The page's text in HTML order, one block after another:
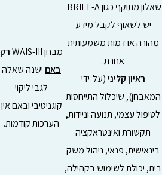
שאלון מתוקף כגון BRIEF-A.
יש לשאוףלקבל מידע
מהורה או דמות משמעותית
אחרת.
ראיון קליני(על-ידי
המאבחן), שיכלול התייחסות
לטיפול עצמי, תנועה וניידות,
תקשורת ואינטראקציה
בינאישית, פנאי, ניהול משק
בית, יכולת לשימוש בקהילה,
מבחן WAIS-III
רק
באם ישנה שאלה
לגבי ליקוי
קוגניטיבי ובאם אין
הערכות קודמות.